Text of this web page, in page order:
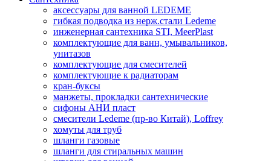
аксессуары для ванной LEDEME
гибкая подводка из нерж.стали Ledeme
инженерная сантехника STI, MeerPlast
комплектующие для ванн, умывальников,
унитазов
комплектующие для смесителей
комплектующие к радиаторам
кран-буксы
манжеты, прокладки сантехнические
сифоны АНИ пласт
смесители Ledeme (пр-во Китай), Loffrey
хомуты для труб
шланги газовые
шланги для стиральных машин